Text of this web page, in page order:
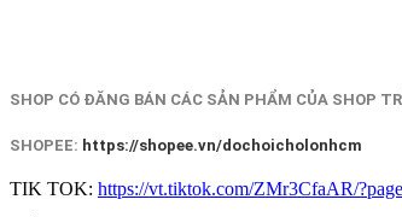
SHOP CÓ ĐĂNG BÁN CÁC SẢN PHẨM CỦA SHOP
SHOPEE: https://shopee.vn/dochoicholonhcm
TIK TOK: https://vt.tiktok.com/ZMr3CfaAR/